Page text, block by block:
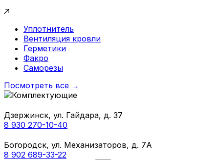
Уплотнитель
Вентиляция кровли
Герметики
Факро
Саморезы
Посмотреть все →
Дзержинск, ул. Гайдара, д. 37
8 930 270-10-40
Богородск, ул. Механизаторов, д. 7А
8 902 689-33-22